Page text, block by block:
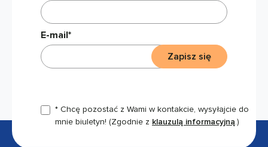
E-mail*
* Chcę pozostać z Wami w kontakcie, wysyłajcie do
mnie biuletyn! (Zgodnie z klauzulą informacyjną.)
Zapisz się